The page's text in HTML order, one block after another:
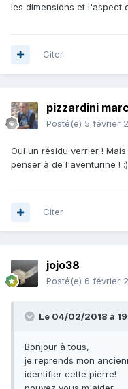
les dimensions et l'aspect
Citer
pizzardini marc
Posté(e) 5 février
Oui un résidu verrier !
penser à de l'aventurine ! :)
Citer
jojo38
Posté(e) 6 février
Le 04/02/2018 à
Bonjour à tous,
je reprends mon
identifier cette pierre!